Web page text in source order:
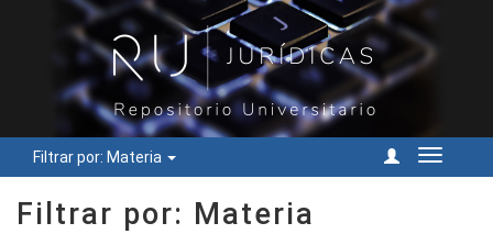
Filtrar por: Materia
Cambiar
Filtrar por: Materia